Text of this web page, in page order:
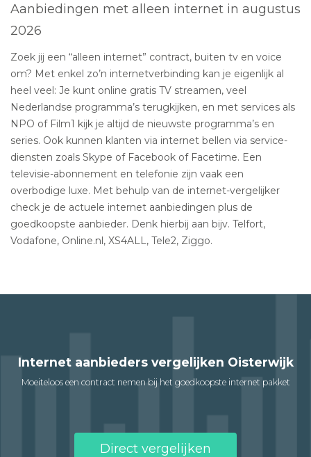
Aanbiedingen met alleen internet in augustus
2026
Zoek jij een “alleen internet” contract, buiten tv en voice
om? Met enkel zo’n internetverbinding kan je eigenlijk al
heel veel: Je kunt online gratis TV streamen, veel
Nederlandse programma’s terugkijken, en met services als
NPO of Film1 kijk je altijd de nieuwste programma’s en
series. Ook kunnen klanten via internet bellen via service-
diensten zoals Skype of Facebook of Facetime. Een
televisie-abonnement en telefonie zijn vaak een
overbodige luxe. Met behulp van de internet-vergelijker
check je de actuele internet aanbiedingen plus de
goedkoopste aanbieder. Denk hierbij aan bijv. Telfort,
Vodafone, Online.nl, XS4ALL, Tele2, Ziggo.
Internet aanbieders vergelijken Oisterwijk
Moeiteloos een contract nemen bij het goedkoopste internet pakket
Direct vergelijken